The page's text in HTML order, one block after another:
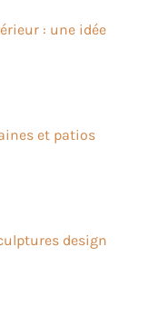
: une idée
et patios
design